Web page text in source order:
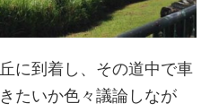
に到着し、その道中で車
たいか色々議論しなが